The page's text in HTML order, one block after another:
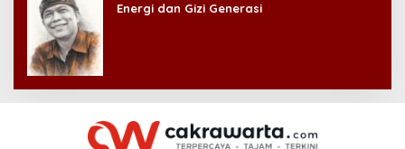
Energi dan Gizi Generasi